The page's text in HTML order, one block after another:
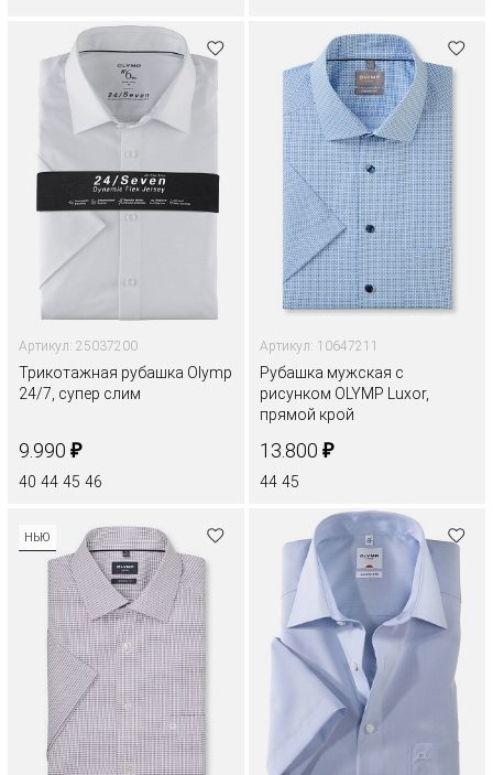
Артикул: 25037200
Трикотажная рубашка Olymp
24/7, супер слим
9.990 ₽
40 44 45 46
Артикул: 10647211
Рубашка мужская с
рисунком OLYMP Luxor,
прямой крой
13.800 ₽
44 45
НЬЮ